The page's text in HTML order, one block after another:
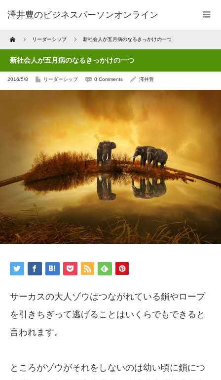
澤井豊のビジネスパーソンオンライン
Home リーダーシップ 新社会人が五月病のなるきっかけの一つ
新社会人が五月病のなるきっかけの一つ
2016/5/8 リーダーシップ 0 Comments 澤井豊
サーカスの大人ゾウはつながれている鎖やロープ
を引きちぎって逃げることはいくらでもできると
言われます。
ところがゾウがそれをしないのは幼い頃に鎖につ